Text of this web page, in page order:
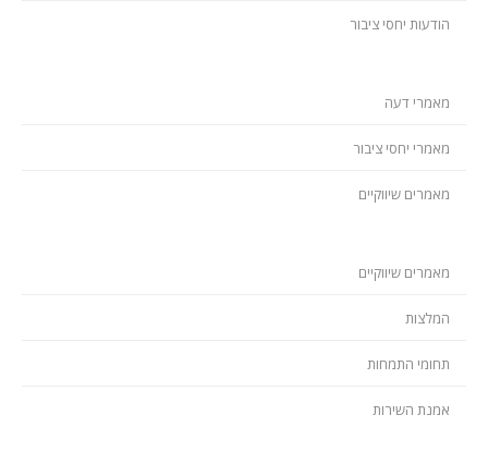
הודעות יחסי ציבור
מאמרי דעה
מאמרי יחסי ציבור
מאמרים שיווקיים
מאמרים שיווקיים
המלצות
תחומי התמחות
אמנת השירות